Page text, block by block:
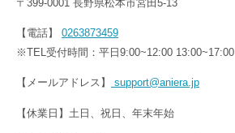
〒399-0001 長野県松本市宮田5-13
【電話】 0263873459
※TEL受付時間：平日9:00~12:00 13:00~17:00
【メールアドレス】 support@aniera.jp
【休業日】土日、祝日、年末年始